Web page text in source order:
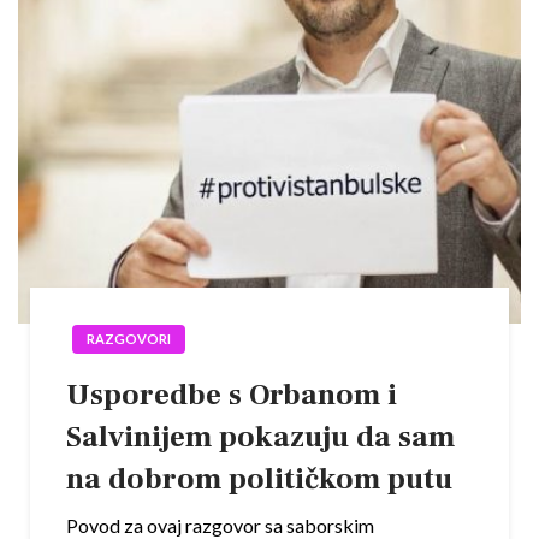
RAZGOVORI
Usporedbe s Orbanom i
Salvinijem pokazuju da sam
na dobrom političkom putu
Povod za ovaj razgovor sa saborskim